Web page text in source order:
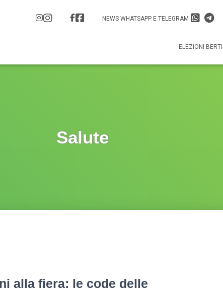
NEWS WHATSAPP E TELEGRAM
ELEZIONI
Salute
alla fiera: le code delle